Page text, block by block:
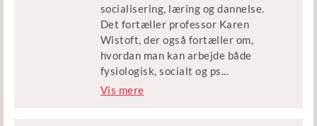
Vært
Trine Beckett, journalist og
kommunikationsrådgiver
socialisering, læring og dannelse.
Det fortæller professor Karen
Wistoft, der også fortæller om,
hvordan man kan arbejde både
fysiologisk, socialt og ps...
ykologisk med smag i dette afsnit af
Vis mere